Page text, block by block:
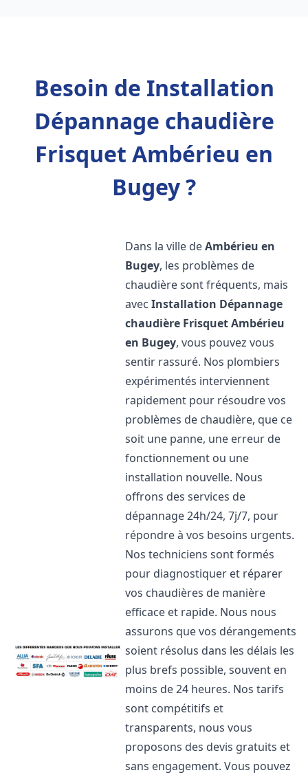
Besoin de Installation
Dépannage chaudière
Frisquet Ambérieu en
Bugey ?
Dans la ville deAmbérieu en
Bugey, les problèmes de
chaudière sont fréquents, mais
avecInstallation Dépannage
chaudière FrisquetAmbérieu
en Bugey, vous pouvez vous
sentir rassuré. Nos plombiers
expérimentés interviennent
rapidement pour résoudre vos
problèmes de chaudière, que ce
soit une panne, une erreur de
fonctionnement ou une
installation nouvelle. Nous
offrons des services de
dépannage 24h/24, 7j/7, pour
répondre à vos besoins urgents.
Nos techniciens sont formés
pour diagnostiquer et réparer
vos chaudières de manière
efficace et rapide. Nous nous
assurons que vos dérangements
soient résolus dans les délais les
plus brefs possible, souvent en
moins de 24 heures. Nos tarifs
sont compétitifs et
transparents, nous vous
proposons des devis gratuits et
sans engagement. Vous pouvez